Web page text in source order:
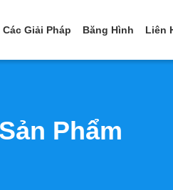
Các Giải Pháp Băng Hình Liên
Phẩm